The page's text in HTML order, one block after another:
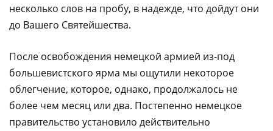
несколько слов на пробу, в надежде, что дойдут они
до Вашего Святейшества.
После освобождения немецкой армией из-под
большевистского ярма мы ощутили некоторое
облегчение, которое, однако, продолжалось не
более чем месяц или два. Постепенно немецкое
правительство установило действительно